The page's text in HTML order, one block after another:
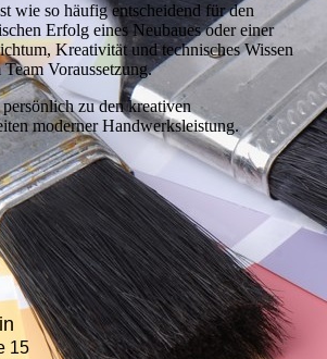
wie so häufig entscheidend für den
Erfolg eines Neubaues oder einer
Kreativität und technisches Wissen
Voraussetzung.
zu den kreativen
moderner Handwerksleistung.
15